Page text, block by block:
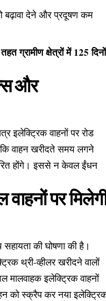
बढ़ावा देने और प्रदूषण कम
ग्रामीण क्षेत्रों में 125 दिनों
और
इलेक्ट्रिक वाहनों पर रोड
वाहन खरीदते समय लगने
होंगे। इससे न केवल ईंधन
पर
की घोषणा की है।
थ्री-व्हीलर खरीदने वालों
मालवाहक इलेक्ट्रिक वाहनों
को स्क्रैप कर नया